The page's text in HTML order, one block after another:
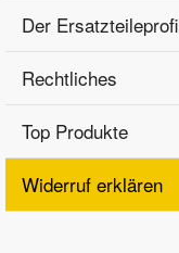
Der Ersatzteileprofi
Rechtliches
Top Produkte
Widerruf erklären